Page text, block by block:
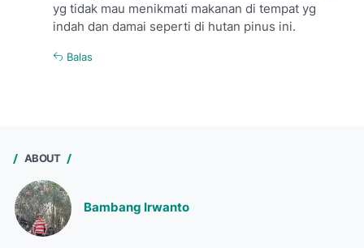
yg tidak mau menikmati makanan di tempat yg
indah dan damai seperti di hutan pinus ini.
Balas
ABOUT
Bambang Irwanto